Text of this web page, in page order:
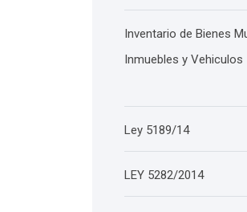
Inventario de Bienes
Inmuebles y Vehiculos
Ley 5189/14
LEY 5282/2014